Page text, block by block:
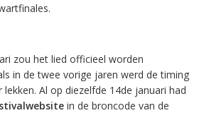
zou het lied officieel worden
in de twee vorige jaren werd de timing
Al op diezelfde 14de januari had
in de broncode van de